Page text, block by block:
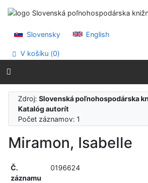
Prejsť na menu
Slovensky
English
V košíku (0)
Zdroj:Slovenská poľnohospodárska
Katalóg autorít
Počet záznamov: 1
Miramon, Isabelle
Č.
záznamu
0196624